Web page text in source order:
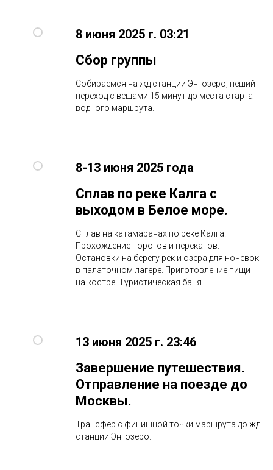
8 июня 2025 г. 03:21
Сбор группы
Собираемся на жд станции Энгозеро, пеший
переход с вещами 15 минут до места старта
водного маршрута.
8-13 июня 2025 года
Сплав по реке Калга с
выходом в Белое море.
Сплав на катамаранах по реке Калга.
Прохождение порогов и перекатов.
Остановки на берегу рек и озера для ночевок
в палаточном лагере. Приготовление пищи
на костре. Туристическая баня.
13 июня 2025 г. 23:46
Завершение путешествия.
Отправление на поезде до
Москвы.
Трансфер с финишной точки маршрута до жд
станции Энгозеро.